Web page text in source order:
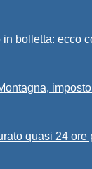
bolletta: ecco
quasi 24